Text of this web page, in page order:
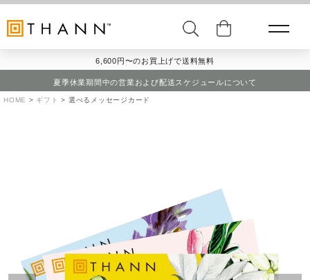
6,600円〜のお買上げで送料無料
夏季休業期間中の営業および配送スケジュールについて
HOME ギフト 選べるメッセージカード